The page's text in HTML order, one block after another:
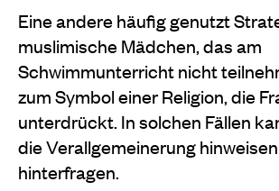
Eine andere häufig genutzt
muslimische Mädchen, das am
Schwimmunterricht nicht
zum Symbol einer Religion, die
unterdrückt. In solchen Fällen
die Verallgemeinerung
hinterfragen.